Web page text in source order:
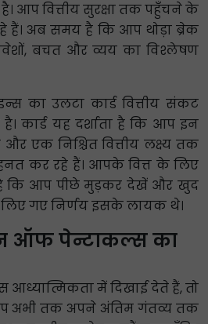
है। आप वित्तीय सुरक्षा तक पहुँचने के
हैं। अब समय है कि आप थोड़ा ब्रेक
बचत और व्यय का विश्लेषण
का उलटा कार्ड वित्तीय संकट
कार्ड यह दर्शाता है कि आप इन
एक निश्चित वित्तीय लक्ष्य तक
कर रहे हैं। आपके वित्त के लिए
कि आप पीछे मुड़कर देखें और खुद
गए निर्णय इसके लायक थे।
ऑफ पेन्टाकल्स का
में दिखाई देते हैं, तो
अभी तक अपने अंतिम गंतव्य तक